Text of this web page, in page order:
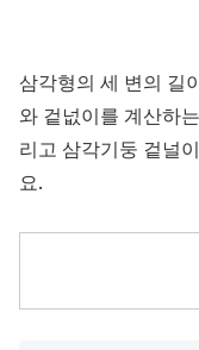
삼각형의 세 변의 길
와 겉넚이를 계산하
리고 삼각기둥 겉널
요.